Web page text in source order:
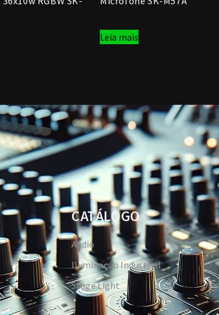
Leia mais
CATÁLOGO
Aúdio
Iluminação Industrial
Stage Light